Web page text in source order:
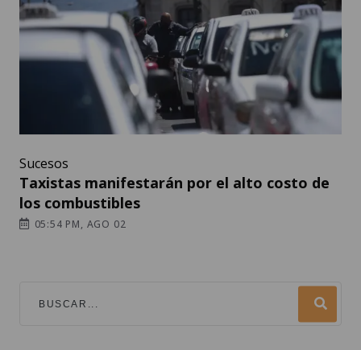
Sucesos
Taxistas manifestarán por el alto costo de
los combustibles
05:54 PM, AGO 02